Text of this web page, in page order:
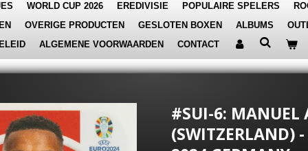
WORLD CUP 2026 EREDIVISIE POPULAIRE SPELERS
OVERIGE PRODUCTEN GESLOTEN BOXEN ALBUMS
ALGEMENE VOORWAARDEN CONTACT
#SUI-6: MANUEL
(SWITZERLAND)